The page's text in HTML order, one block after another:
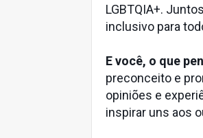
LGBTQIA+.
inclusivo para
E você, o que
preconceito e
opiniões e
inspirar uns aos